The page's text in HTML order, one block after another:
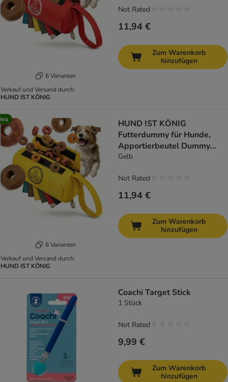
6 Varianten
Verkauf und Versand durch:
HUND IST KÖNIG
11,94 €
Not Rated
Zum Warenkorb
hinzufügen
6 Varianten
Verkauf und Versand durch:
HUND IST KÖNIG
HUND IST KÖNIG
Futterdummy für Hunde,
Apportierbeutel Dummy
Hundetraining
Gelb
11,94 €
Not Rated
Zum Warenkorb
hinzufügen
Coachi Target Stick
1 Stück
9,99 €
Not Rated
Zum Warenkorb
hinzufügen